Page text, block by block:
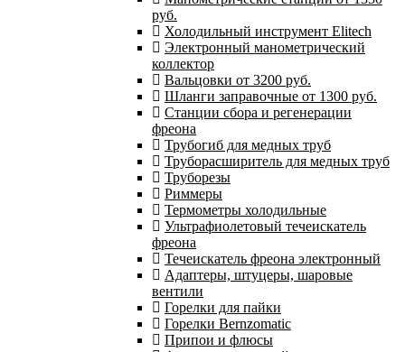
руб.
Холодильный инструмент Elitech
Электронный манометрический
коллектор
Вальцовки от 3200 руб.
Шланги заправочные от 1300 руб.
Станции сбора и регенерации
фреона
Трубогиб для медных труб
Труборасширитель для медных труб
Труборезы
Риммеры
Термометры холодильные
Ультрафиолетовый течеискатель
фреона
Течеискатель фреона электронный
Адаптеры, штуцеры, шаровые
вентили
Горелки для пайки
Горелки Bernzomatic
Припои и флюсы